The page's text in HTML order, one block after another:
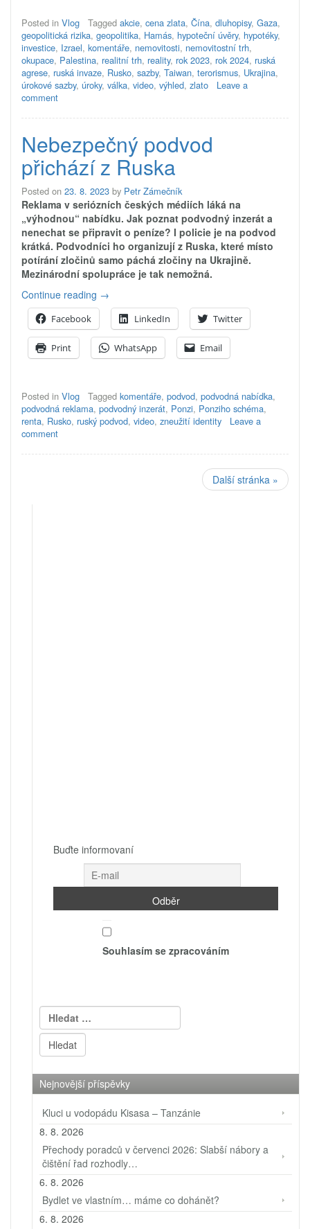
vyplatí
investovat?“
Posted in Vlog Tagged akcie, cena zlata, Čína, dluhopisy, Gaza,
geopolitická rizika, geopolitika, Hamás, hypoteční úvěry, hypotéky,
investice, Izrael, komentáře, nemovitosti, nemovitostní trh,
okupace, Palestina, realitní trh, reality, rok 2023, rok 2024, ruská
agrese, ruská invaze, Rusko, sazby, Taiwan, terorismus, Ukrajina,
úrokové sazby, úroky, válka, video, výhled, zlato
Leave a
comment
Nebezpečný podvod
přichází z Ruska
Posted on 23. 8. 2023 by Petr Zámečník
Reklama v seriózních českých médiích láká na
„výhodnou“ nabídku. Jak poznat podvodný inzerát a
nenechat se připravit o peníze? I policie je na podvod
krátká. Podvodníci ho organizují z Ruska, které místo
potírání zločinů samo páchá zločiny na Ukrajině.
Mezinárodní spolupráce je tak nemožná.
Continue reading „Nebezpečný
podvod
přichází
z
Ruska“
→
Facebook LinkedIn Twitter
Print WhatsApp Email
Posted in Vlog Tagged komentáře, podvod, podvodná nabídka,
podvodná reklama, podvodný inzerát, Ponzi, Ponziho schéma,
renta, Rusko, ruský podvod, video, zneužití identity
Leave a
comment
Další stránka »
Buďte informovaní
Souhlasím se zpracováním
Vyhledávání
Nejnovější příspěvky
Kluci u vodopádu Kisasa – Tanzánie
8. 8. 2026
Přechody poradců v červenci 2026: Slabší nábory a
čištění řad rozhodly…
6. 8. 2026
Bydlet ve vlastním… máme co dohánět?
6. 8. 2026